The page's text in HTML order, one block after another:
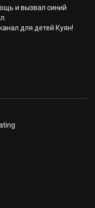
и вызвал синий
для детей Куян!